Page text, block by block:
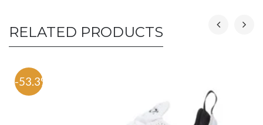
RELATED PRODUCTS
-53.3%